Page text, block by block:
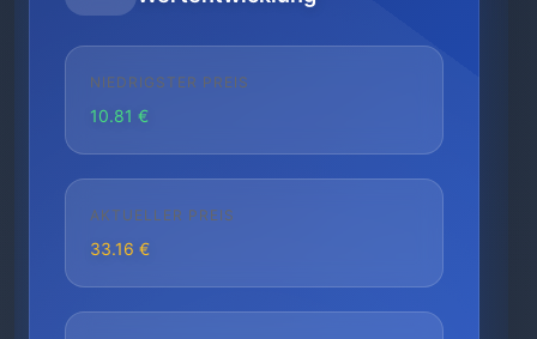
NIEDRIGSTER PREIS
10.81 €
AKTUELLER PREIS
33.16 €